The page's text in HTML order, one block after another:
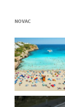
NOVAC